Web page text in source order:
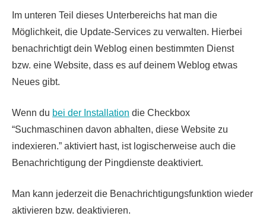
Im unteren Teil dieses Unterbereichs hat man die
Möglichkeit, die Update-Services zu verwalten. Hierbei
benachrichtigt dein Weblog einen bestimmten Dienst
bzw. eine Website, dass es auf deinem Weblog etwas
Neues gibt.
Wenn du bei der Installation die Checkbox
“Suchmaschinen davon abhalten, diese Website zu
indexieren.” aktiviert hast, ist logischerweise auch die
Benachrichtigung der Pingdienste deaktiviert.
Man kann jederzeit die Benachrichtigungsfunktion wieder
aktivieren bzw. deaktivieren.